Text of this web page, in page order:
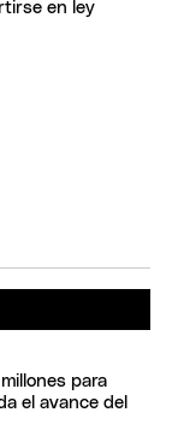
en ley
para
el avance del